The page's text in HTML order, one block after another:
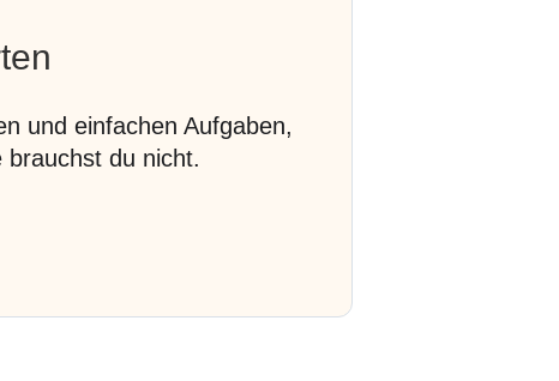
und einfachen Aufgaben,
brauchst du nicht.